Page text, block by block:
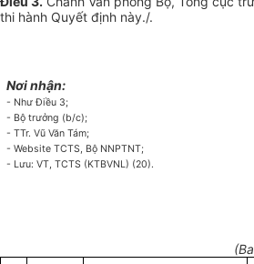
thi hành Quyết định này./.
Nơi nhận:
- Như Điều 3;
- Bộ trưởng (b/c);
- TTr. Vũ Văn Tám;
- Website TCTS, Bộ NNPTNT;
- Lưu: VT, TCTS (KTBVNL) (20).